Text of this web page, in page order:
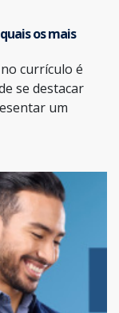
os mais
currículo é
se destacar
um